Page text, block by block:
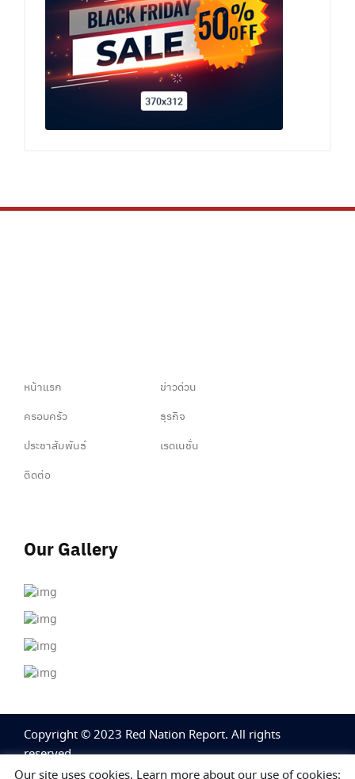
หน้าแรก
ข่าวด่วน
ครอบครัว
ธุรกิจ
ประชาสัมพันธ์
เรดเนชั่น
ติดต่อ
Our Gallery
Copyright © 2023 Red Nation Report. All rights
reserved.